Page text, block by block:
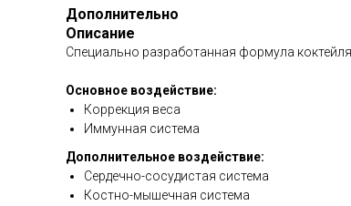
Дополнительно
Описание
Специально разработанная формула
Основное воздействие:
Коррекция веса
Иммунная система
Дополнительное воздействие:
Сердечно-сосудистая система
Костно-мышечная система